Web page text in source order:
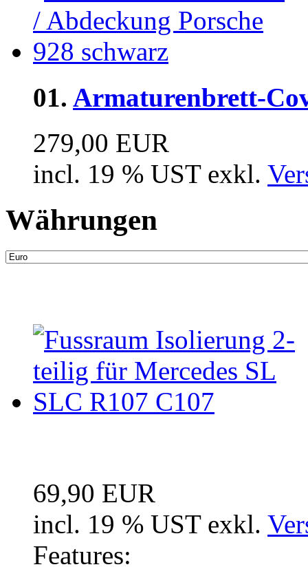
01. Armaturenbrett-
279,00 EUR
incl. 19 % UST exkl.
Währungen
69,90 EUR
incl. 19 % UST exkl.
Features: